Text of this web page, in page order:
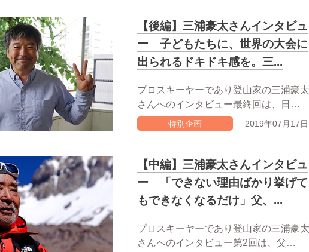
【後編】三浦豪太さんインタビュ
ー 子どもたちに、世界の大会に
出られるドキドキ感を。三...
プロスキーヤーであり登山家の三浦豪太
さんへのインタビュー最終回は、日…
特別企画 2019年07月17日
【中編】三浦豪太さんインタビュ
ー 「できない理由ばかり挙げて
もできなくなるだけ」父、...
プロスキーヤーであり登山家の三浦豪太
さんへのインタビュー第2回は、父…